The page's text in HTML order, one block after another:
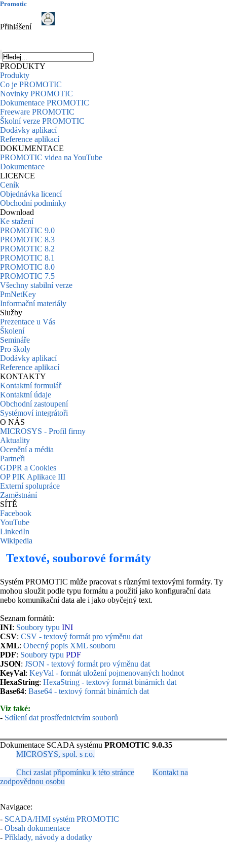
Promotic
Přihlášení
PRODUKTY
Produkty
Co je PROMOTIC
Novinky PROMOTIC
Dokumentace PROMOTIC
Freeware PROMOTIC
Školní verze PROMOTIC
Dodávky aplikací
Reference aplikací
DOKUMENTACE
PROMOTIC videa na YouTube
Dokumentace
LICENCE
Ceník
Objednávka licencí
Obchodní podmínky
Download
Ke stažení
PROMOTIC 9.0
PROMOTIC 8.3
PROMOTIC 8.2
PROMOTIC 8.1
PROMOTIC 8.0
PROMOTIC 7.5
Všechny stabilní verze
PmNetKey
Informační materiály
Služby
Prezentace u Vás
Školení
Semináře
Pro školy
Dodávky aplikací
Reference aplikací
KONTAKTY
Kontaktní formulář
Kontaktní údaje
Obchodní zastoupení
Systémoví integrátoři
O NÁS
MICROSYS - Profil firmy
Aktuality
Ocenění a média
Partneři
GDPR a Cookies
OP PIK Aplikace III
Externí spolupráce
Zaměstnání
SÍTĚ
Facebook
YouTube
LinkedIn
Wikipedia
Textové, souborové formáty
Systém PROMOTIC může pracovat s různými textovými formáty. Ty
mohou sloužit podle typu formátu a použití jako konfigurační data
nebo komunikační data ale i jako obyčejný text.
Seznam formátů:
INI: Soubory typu INI
CSV: CSV - textový formát pro výměnu dat
XML: Obecný popis XML souboru
PDF: Soubory typu PDF
JSON: JSON - textový formát pro výměnu dat
KeyVal: KeyVal - formát uložení pojmenovaných hodnot
HexaString: HexaString - textový formát binárních dat
Base64: Base64 - textový formát binárních dat
Viz také:
- Sdílení dat prostřednictvím souborů
Dokumentace SCADA systému PROMOTIC 9.0.35
MICROSYS, spol. s r.o.
Chci zaslat připomínku k této stránce
Kontakt na
zodpovědnou osobu
Navigace:
- SCADA/HMI systém PROMOTIC
- Obsah dokumentace
- Příklady, návody a dodatky